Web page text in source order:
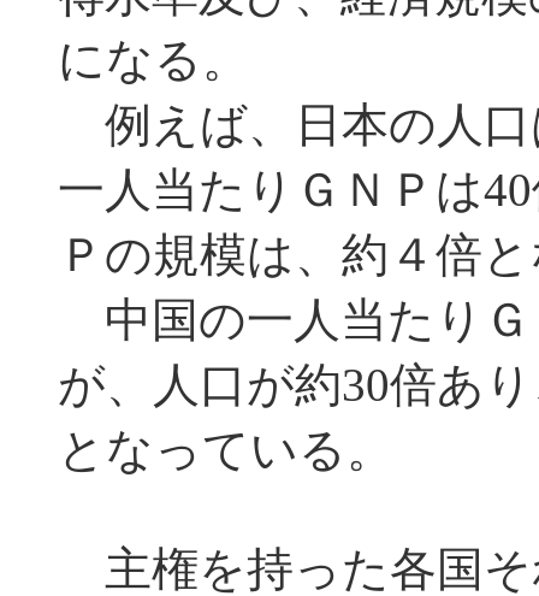
になる。
例えば、日本の人口
一人当たりＧＮＰは
Ｐの規模は、約４倍
中国の一人当たりＧ
が、人口が約30倍あ
となっている。
主権を持った各国